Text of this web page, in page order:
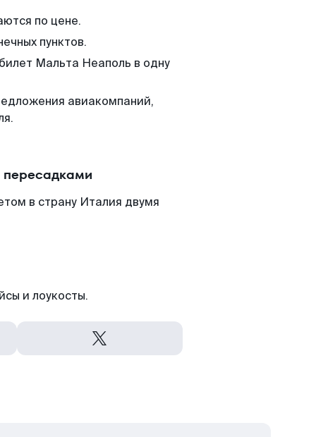
по цене.
пунктов.
Мальта Неаполь в одну
авиакомпаний,
в страну Италия двумя
и лоукосты.